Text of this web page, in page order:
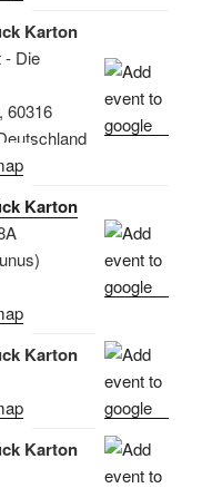
Karton
- Die
60316
Karton
Karton
Karton